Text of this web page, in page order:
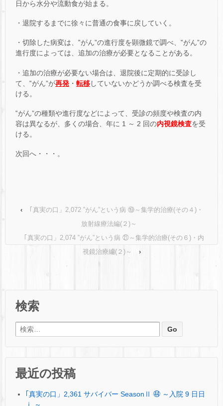
日から水分や流動食が始まる。
・退院するまでに徐々に普通の食事に戻していく。
・切除した病変は、‟がん”の進行度を顕微鏡で調べ、‟がん”の
進行度によっては、追加の治療が必要となることがある。
・追加の治療が必要ない場合は、退院後に定期的に受診し
て、‟がん”が再発 ・ 転移していないかどうか調べる検査を受
ける。
‟がん”の種類や進行度などによって、受診の頻度や検査の内
容は異なるが、多くの場合、年に 1 ～ 2 回の内視鏡検査を受
ける。
次回へ・・・。
‹
｢真実の口」2,072 ‟がん”という病 ⑲～集学的治療(その４)・
放射線療法編(２)～
｢真実の口」2,074 ‟がん”という病 ㉑～集学的治療(その６)・内
視鏡治療編(２)～
›
検索
検索:
最近の投稿
｢真実の口」2,361 サバイバー SeasonⅡ ㊹ ～入院 9 日日